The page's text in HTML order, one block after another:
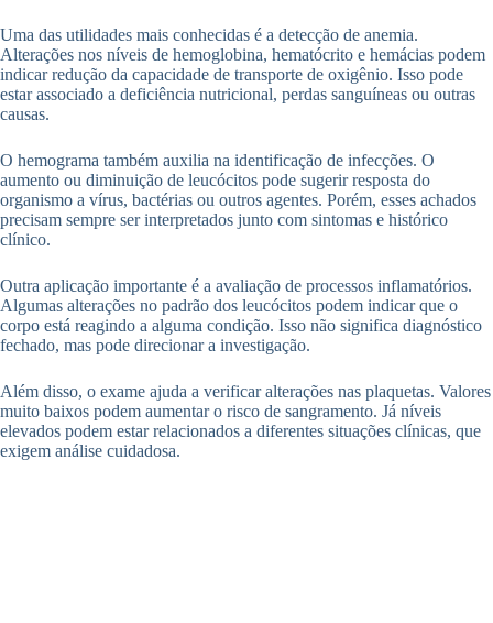
Uma das utilidades mais conhecidas é a detecção de anemia.
Alterações nos níveis de hemoglobina, hematócrito e hemácias podem
indicar redução da capacidade de transporte de oxigênio. Isso pode
estar associado a deficiência nutricional, perdas sanguíneas ou outras
causas.
O hemograma também auxilia na identificação de infecções. O
aumento ou diminuição de leucócitos pode sugerir resposta do
organismo a vírus, bactérias ou outros agentes. Porém, esses achados
precisam sempre ser interpretados junto com sintomas e histórico
clínico.
Outra aplicação importante é a avaliação de processos inflamatórios.
Algumas alterações no padrão dos leucócitos podem indicar que o
corpo está reagindo a alguma condição. Isso não significa diagnóstico
fechado, mas pode direcionar a investigação.
Além disso, o exame ajuda a verificar alterações nas plaquetas. Valores
muito baixos podem aumentar o risco de sangramento. Já níveis
elevados podem estar relacionados a diferentes situações clínicas, que
exigem análise cuidadosa.